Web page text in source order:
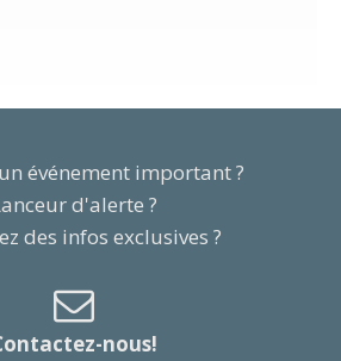
événement important ?
d'alerte ?
des infos exclusives ?
nous!